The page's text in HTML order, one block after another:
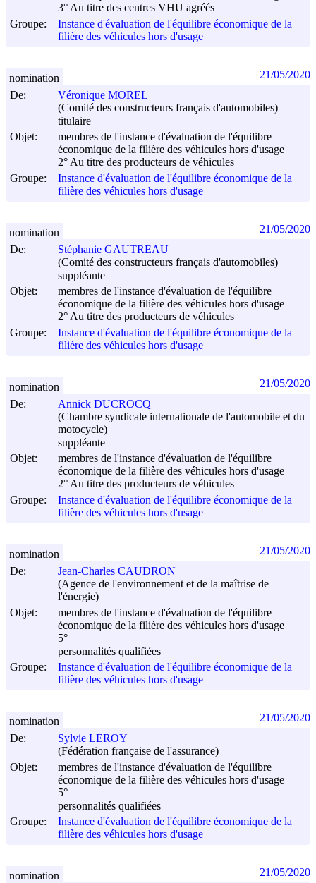
3° Au titre des centres VHU agréés
Groupe:
Instance d'évaluation de l'équilibre économique de la
filière des véhicules hors d'usage
De:
Véronique MOREL
(Comité des constructeurs français d'automobiles)
titulaire
Objet:
membres de l'instance d'évaluation de l'équilibre
économique de la filière des véhicules hors d'usage
2° Au titre des producteurs de véhicules
Groupe:
Instance d'évaluation de l'équilibre économique de la
filière des véhicules hors d'usage
nomination 21/05/2020
De:
Stéphanie GAUTREAU
(Comité des constructeurs français d'automobiles)
suppléante
Objet:
membres de l'instance d'évaluation de l'équilibre
économique de la filière des véhicules hors d'usage
2° Au titre des producteurs de véhicules
Groupe:
Instance d'évaluation de l'équilibre économique de la
filière des véhicules hors d'usage
nomination 21/05/2020
De:
Annick DUCROCQ
(Chambre syndicale internationale de l'automobile et du
motocycle)
suppléante
Objet:
membres de l'instance d'évaluation de l'équilibre
économique de la filière des véhicules hors d'usage
2° Au titre des producteurs de véhicules
Groupe:
Instance d'évaluation de l'équilibre économique de la
filière des véhicules hors d'usage
nomination 21/05/2020
De:
Jean-Charles CAUDRON
(Agence de l'environnement et de la maîtrise de
l'énergie)
Objet:
membres de l'instance d'évaluation de l'équilibre
économique de la filière des véhicules hors d'usage
5°
personnalités qualifiées
Groupe:
Instance d'évaluation de l'équilibre économique de la
filière des véhicules hors d'usage
nomination 21/05/2020
De:
Sylvie LEROY
(Fédération française de l'assurance)
Objet:
membres de l'instance d'évaluation de l'équilibre
économique de la filière des véhicules hors d'usage
5°
personnalités qualifiées
Groupe:
Instance d'évaluation de l'équilibre économique de la
filière des véhicules hors d'usage
nomination 21/05/2020
nomination 21/05/2020